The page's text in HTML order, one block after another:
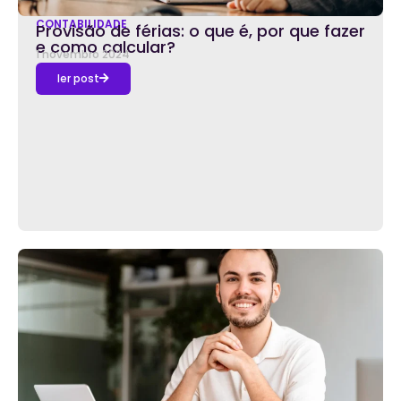
CONTABILIDADE
Provisão de férias: o que é, por que fazer
e como calcular?
1 novembro 2024
ler post